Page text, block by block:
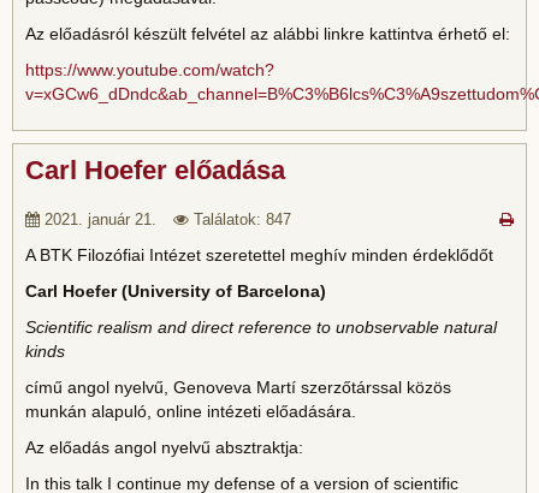
Az előadásról készült felvétel az alábbi linkre kattintva érhető el:
https://www.youtube.com/watch?
Carl Hoefer előadása
2021. január 21. Találatok: 847
A BTK Filozófiai Intézet szeretettel meghív minden érdeklődőt
Carl Hoefer (University of Barcelona)
Scientific realism and direct reference to unobservable natural
kinds
című angol nyelvű, Genoveva Martí szerzőtárssal közös
munkán alapuló, online intézeti előadására.
Az előadás angol nyelvű absztraktja:
In this talk I continue my defense of a version of scientific